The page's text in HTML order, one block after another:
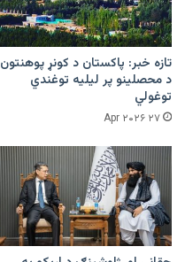
تازه خبر: پاکستان د کونړ پوهنتون
د محصلینو پر لیلیه توغندي
توغولي
۲۷ Apr ۲۰۲۶